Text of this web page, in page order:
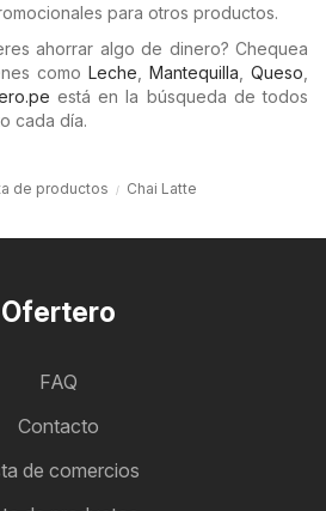
para otros productos.
ahorrar algo de dinero? Chequea
como Leche Mantequilla Queso
está en la búsqueda de todos
cada día.
de productos Chai Latte
Ofertero
FAQ
Contacto
de comercios